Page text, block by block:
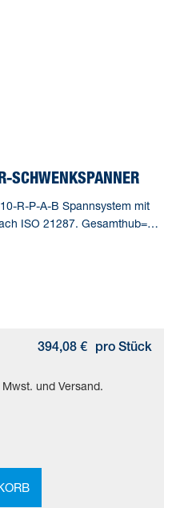
R-P-A-B Spannsystem mit
ISO 21287. Gesamthub=28
394,08 € pro Stück
und Versand.